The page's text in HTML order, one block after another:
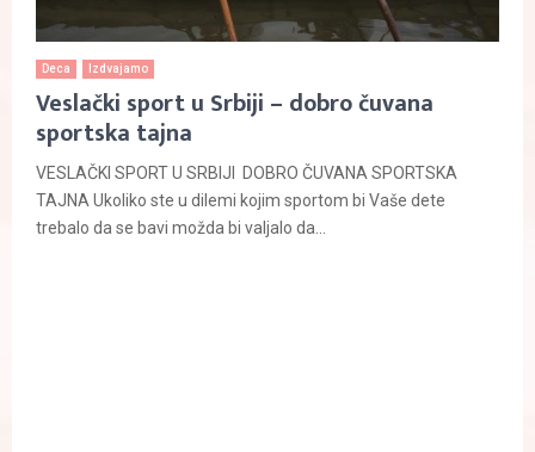
Deca Izdvajamo
Veslački sport u Srbiji – dobro čuvana
sportska tajna
VESLAČKI SPORT U SRBIJI DOBRO ČUVANA SPORTSKA
TAJNA Ukoliko ste u dilemi kojim sportom bi Vaše dete
trebalo da se bavi možda bi valjalo da...